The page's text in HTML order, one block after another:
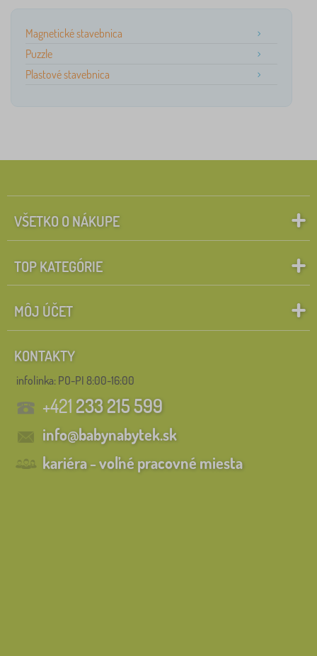
Magnetické stavebnica
Puzzle
Plastové stavebnica
VŠETKO O NÁKUPE
TOP KATEGÓRIE
MÔJ ÚČET
KONTAKTY
infolinka: PO-PI 8:00-16:00
+421233 215 599
info@babynabytek.sk
kariéra - voľné pracovné miesta